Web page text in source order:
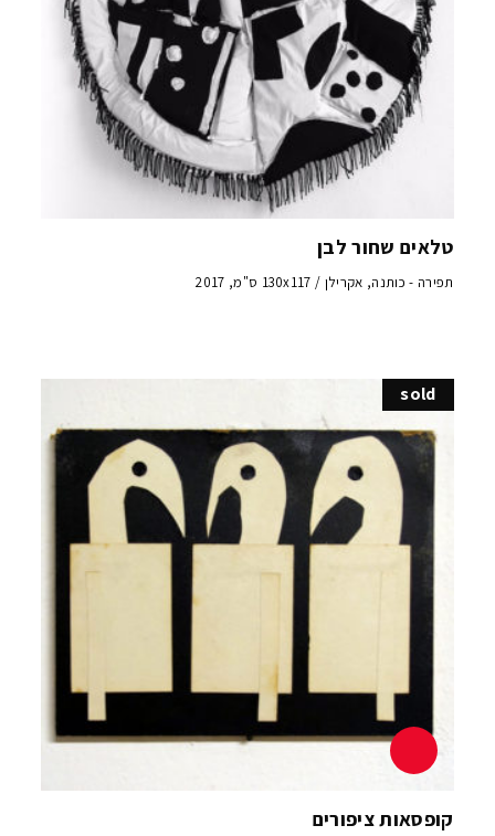
טלאים שחור לבן
תפירה - כותנה, אקרילן / 130x117 ס"מ, 2017
sold
קופסאות ציפורים